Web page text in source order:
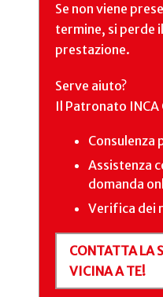
Se non viene
termine, si perde
prestazione.
Serve aiuto?
Il Patronato
Consulenza
Assistenza
domanda
Verifica dei
CONTATTA LA
VICINA A TE!